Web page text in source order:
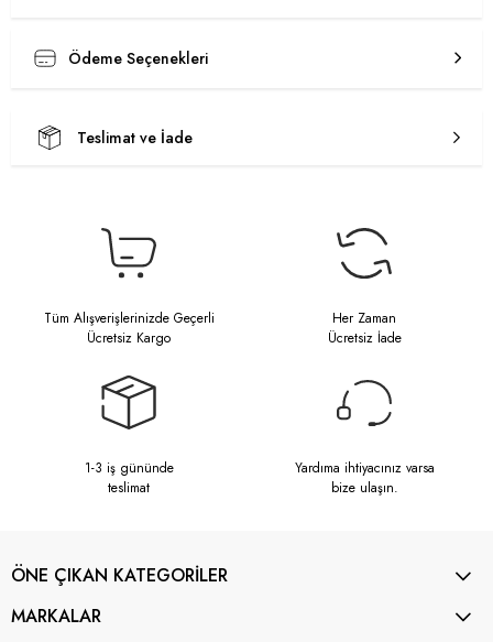
Ödeme Seçenekleri
Teslimat ve İade
Tüm Alışverişlerinizde Geçerli
Ücretsiz Kargo
Her Zaman
Ücretsiz İade
1-3 iş gününde
teslimat
Yardıma ihtiyacınız varsa
bize ulaşın.
ÖNE ÇIKAN KATEGORİLER
MARKALAR